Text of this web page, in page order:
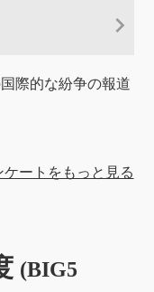
際的な紛争の報道
ートをもっと見る
(BIG5